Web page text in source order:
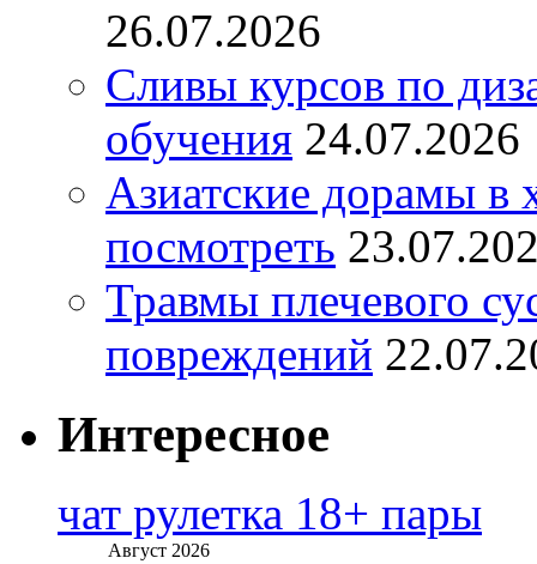
26.07.2026
Сливы курсов по
обучения 24.07.2026
Азиатские дорамы в
посмотреть
Травмы плечевого
повреждений
Интересное
чат рулетка 18+ пары
Август 2026